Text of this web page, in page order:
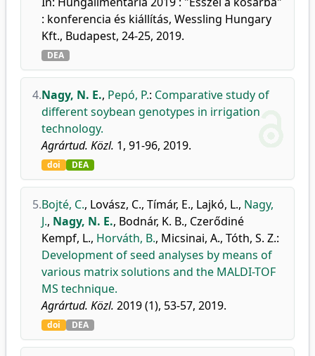
: konferencia és kiállítás, Wessling Hungary
Kft., Budapest, 24-25, 2019.
DEA
4.Nagy, N. E., Pepó, P.: Comparative study of
different soybean genotypes in irrigation
technology.
Agrártud. Közl. 1, 91-96, 2019.
doi DEA
5.Bojté, C., Lovász, C., Tímár, E., Lajkó, L., Nagy,
J., Nagy, N. E., Bodnár, K. B., Czerődiné
Kempf, L., Horváth, B., Micsinai, A., Tóth, S. Z.:
Development of seed analyses by means of
various matrix solutions and the MALDI-TOF
MS technique.
Agrártud. Közl. 2019 (1), 53-57, 2019.
doi DEA